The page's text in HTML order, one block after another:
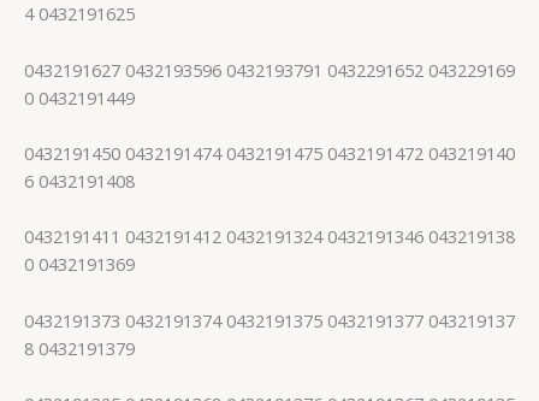
4 0432191625
0432191627 0432193596 0432193791 0432291652 043229169
0 0432191449
0432191450 0432191474 0432191475 0432191472 043219140
6 0432191408
0432191411 0432191412 0432191324 0432191346 043219138
0 0432191369
0432191373 0432191374 0432191375 0432191377 043219137
8 0432191379